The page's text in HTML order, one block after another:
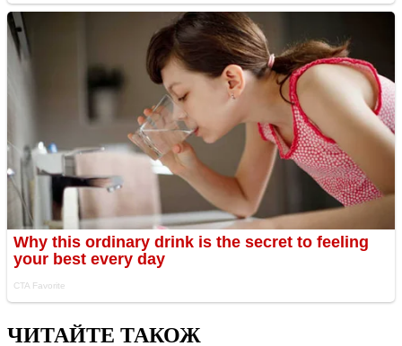
ЧИТАЙТЕ ТАКОЖ